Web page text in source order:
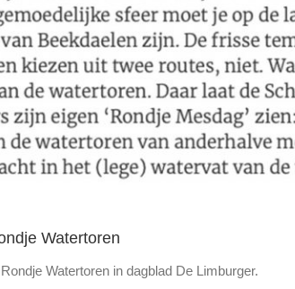
Watertoren
Watertoren in dagblad De Limburger.